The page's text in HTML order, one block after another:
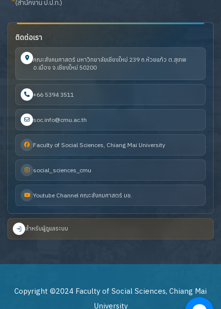
(สำนักงาน ป.ป.ท.)
ติดต่อเรา
คณะสังคมศาสตร์ มหาวิทยาลัยเชียงใหม่ 239 ถ.ห้วยแก้ว ต.สุเทพ
อ.เมือง จ.เชียงใหม่ 50200
+66 5394 3511
soc.info@cmu.ac.th
Faculty of Social Sciences, Chiang Mai University
social_sciences_cmu
Youtube Channel คณะสังคมศาสตร์ มช.
สำหรับผู้ดูแลระบบ
Copyright ©2024 Faculty of Social Sciences, Chiang Mai
University